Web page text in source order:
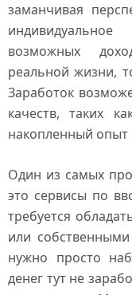
заманчивая
возможных
реальной жизни,
Заработок
качеств, таких
накопленный опыт
Один из самых
это сервисы по
требуется
или
нужно просто
денег тут не